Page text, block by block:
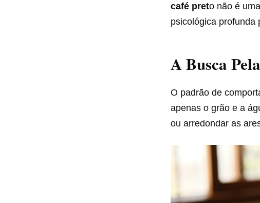
café preto não é
psicológica profunda
A Busca
O padrão de
apenas o grão e a
ou arredondar as